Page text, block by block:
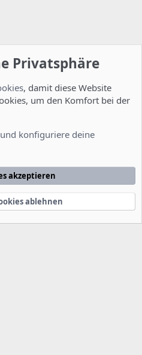
Datenschutzerklärung
2022 XenForo Ltd.
Privatsphäre
, damit diese Website
um den Komfort bei der
konfiguriere deine
akzeptieren
ablehnen